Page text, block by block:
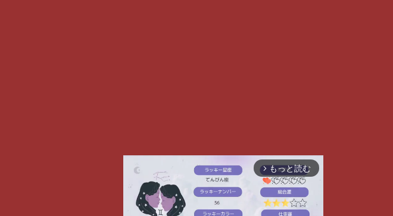
arrow_forward_ios もっと読む